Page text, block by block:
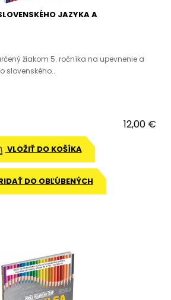
JAZYKA A
žiakom 5. ročníka na upevnenie a
slovenského..
12,00 €
VLOŽIŤ DO KOŠÍKA
DO OBĽÚBENÝCH